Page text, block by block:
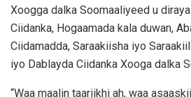
Xoogga dalka Soomaaliyeed u
Ciidanka, Hogaamada kala duwan,
Ciidamadda, Saraakiisha iyo
iyo Dablayda Ciidanka Xooga dalka
“Waa maalin taariikhi ah, waa